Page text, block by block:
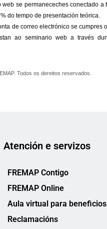
Atención e servizos
FREMAP Contigo
FREMAP Online
Aula virtual para beneficios
Reclamacións